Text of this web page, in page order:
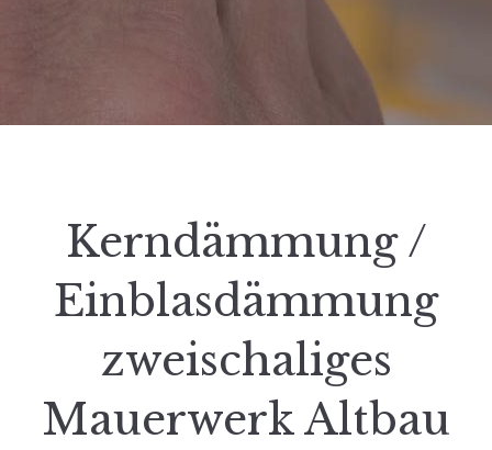
Kerndämmung /
Einblasdämmung
zweischaliges
Mauerwerk Altbau